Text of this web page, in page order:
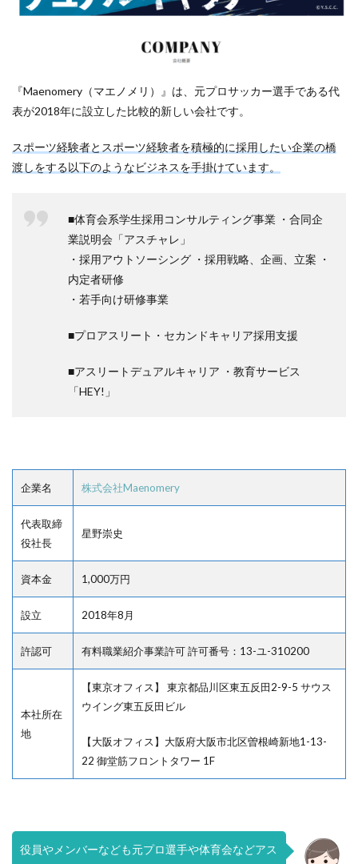
『Maenomery（マエノメリ）』は、元プロサッカー選手である代
表が2018年に設立した比較的新しい会社です。
スポーツ経験者とスポーツ経験者を積極的に採用したい企業の橋
渡しをする以下のようなビジネスを手掛けています。
■体育会系学生採用コンサルティング事業 ・合同企
業説明会「アスチャレ」
・採用アウトソーシング ・採用戦略、企画、立案 ・
内定者研修
・若手向け研修事業
■プロアスリート・セカンドキャリア採用支援
■アスリートデュアルキャリア ・教育サービス
「HEY!」
企業名 株式会社Maenomery
代表取締
役社長
星野崇史
資本金 1,000万円
設立 2018年8月
許認可 有料職業紹介事業許可 許可番号：13-ユ-310200
本社所在
地
【東京オフィス】 東京都品川区東五反田2-9-5 サウス
ウイング東五反田ビル
【大阪オフィス】大阪府大阪市北区曽根崎新地1-13-
22 御堂筋フロントタワー 1F
役員やメンバーなども元プロ選手や体育会などアス